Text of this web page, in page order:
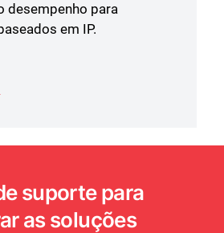
desempenho para
em IP.
suporte para
as soluções